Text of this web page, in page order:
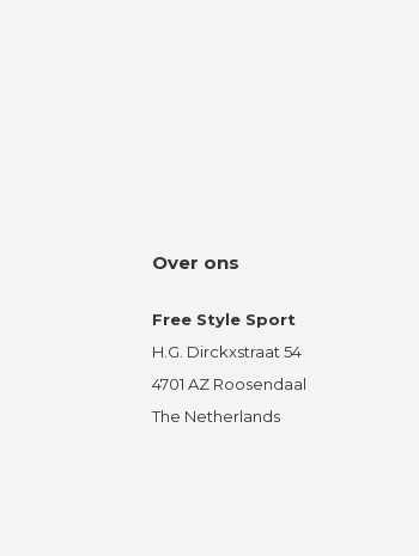
Over ons
Free Style Sport
H.G. Dirckxstraat 54
4701 AZ Roosendaal
The Netherlands